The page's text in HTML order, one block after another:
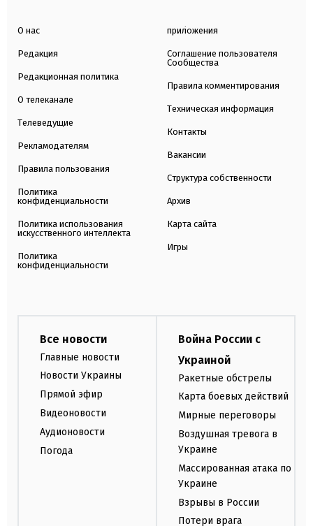
О нас
Редакция
Редакционная политика
О телеканале
Телеведущие
Рекламодателям
Правила пользования
Политика
конфиденциальности
Политика использования
искусственного интеллекта
Политика
конфиденциальности
приложения
Соглашение пользователя
Сообщества
Правила комментирования
Техническая информация
Контакты
Вакансии
Структура собственности
Архив
Карта сайта
Игры
Все новости
Главные новости
Новости Украины
Прямой эфир
Видеоновости
Аудионовости
Погода
Война России с
Украиной
Ракетные обстрелы
Карта боевых действий
Мирные переговоры
Воздушная тревога в
Украине
Массированная атака по
Украине
Взрывы в России
Потери врага